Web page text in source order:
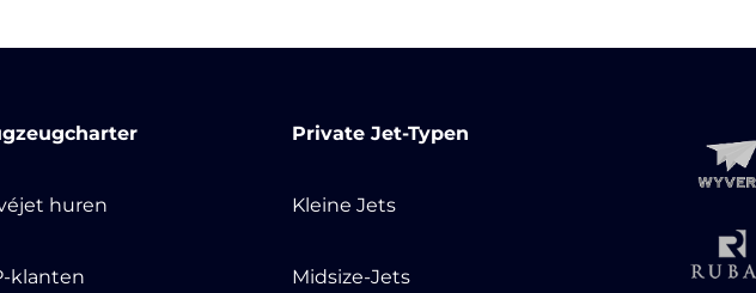
huren
klanten
Private Jet-Typen
Kleine Jets
Midsize-Jets